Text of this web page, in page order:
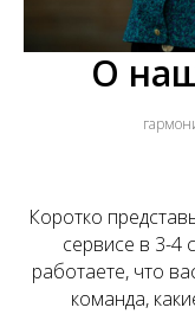
О
Коротко
сервисе в 3-4
работаете, что
команда,